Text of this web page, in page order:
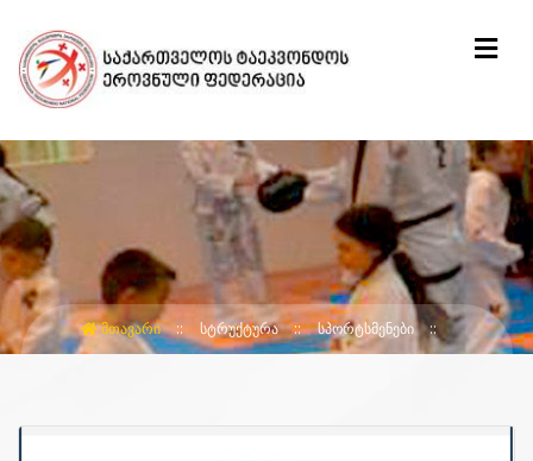
ᲛᲗᲐᲕᲐᲠᲘ ᲡᲢᲠᲣᲥᲢᲣᲠᲐ ᲡᲞᲝᲠᲢᲡᲛᲔᲜᲔᲑᲘ